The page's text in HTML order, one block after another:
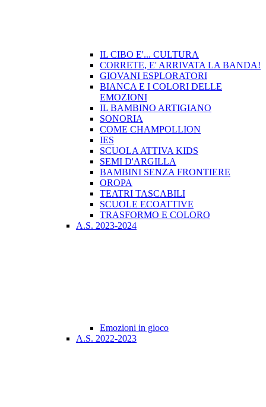
IL CIBO E'... CULTURA
CORRETE, E' ARRIVATA LA BANDA!
GIOVANI ESPLORATORI
BIANCA E I COLORI DELLE
EMOZIONI
IL BAMBINO ARTIGIANO
SONORIA
COME CHAMPOLLION
IES
SCUOLA ATTIVA KIDS
SEMI D'ARGILLA
BAMBINI SENZA FRONTIERE
OROPA
TEATRI TASCABILI
SCUOLE ECOATTIVE
TRASFORMO E COLORO
A.S. 2023-2024
Emozioni in gioco
A.S. 2022-2023